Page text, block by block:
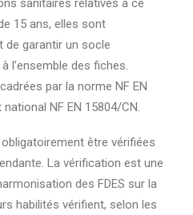
sanitaires relatives à ce
15 ans, elles sont
de garantir un socle
l’ensemble des fiches.
par la norme NF EN
NF EN 15804/CN.
être vérifiées
La vérification est une
des FDES sur la
habilités vérifient, selon les